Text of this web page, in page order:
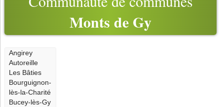
Monts de Gy
Angirey
Autoreille
Les Bâties
Bourguignon-
lès-la-Charité
Bucey-lès-Gy